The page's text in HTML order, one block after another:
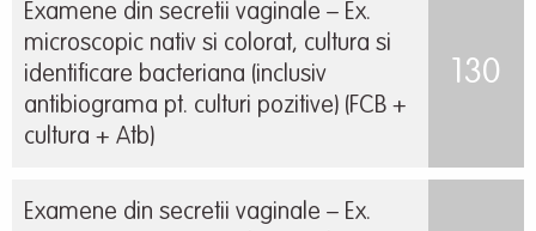
Examene din secretii vaginale – Ex.
microscopic nativ si colorat, cultura si
identificare bacteriana (inclusiv
antibiograma pt. culturi pozitive) (FCB +
cultura + Atb)
130
Examene din secretii vaginale – Ex.